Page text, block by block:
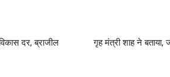
दर, ब्राजील
गृह मंत्री शाह ने